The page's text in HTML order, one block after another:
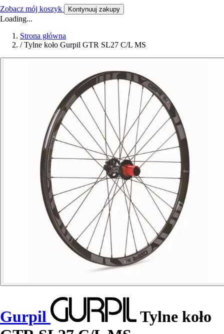
Zobacz mój koszyk Kontynuuj zakupy
Loading...
Strona główna
/ Tylne koło Gurpil GTR SL27 C/L MS
Gurpil
Tylne koło